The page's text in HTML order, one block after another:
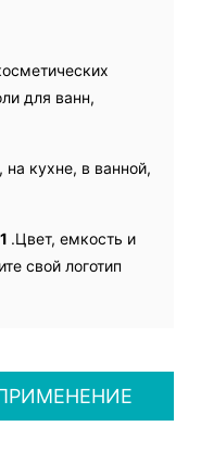
для ванн,
кухне, в ванной,
1 .Цвет, емкость и
свой логотип